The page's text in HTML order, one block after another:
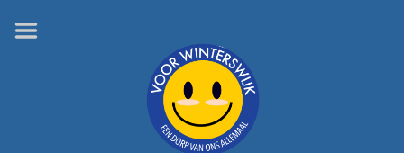
Home
commissieleden